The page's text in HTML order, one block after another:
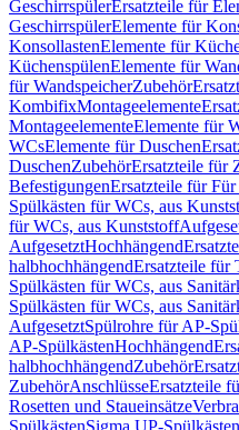
GeschirrspülerErsatzteile für
GeschirrspülerElemente für
KonsollastenElemente für
KüchenspülenElemente für
für WandspeicherZubehör
KombifixMontageelemente
MontageelementeElemente für
WCsElemente für Duschen
DuschenZubehörErsatzteile für
BefestigungenErsatzteile für
Spülkästen für WCs, aus
für WCs, aus Kunststoff
AufgesetztHochhängend
halbhochhängendErsatzteile für
Spülkästen für WCs, aus
Spülkästen für WCs, aus
AufgesetztSpülrohre für AP-
AP-SpülkästenHochhängend
halbhochhängendZubehör
ZubehörAnschlüsseErsatzteile
Rosetten und Staueinsätze
SpülkästenSigma UP-Spülkästen